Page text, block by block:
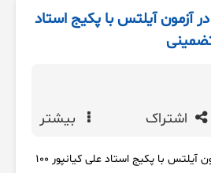
کسب نمره بالای 7 در آزمون آیلتس با پکیج استاد
اشتراک بیشتر
کسب نمره بالای 7 در آزمون آیلتس با پکیج استاد علی کیانپور 100